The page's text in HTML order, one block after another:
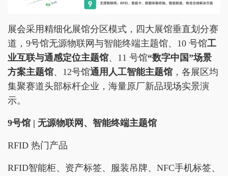
展会采用精细化展馆分区模式，四大展馆垂直划分赛
道，9号馆无源物联网与智能终端主题馆、10 号馆工
业互联与通感定位主题馆、11 号馆“数字中国”场景
方案主题馆、12号馆通用人工智能主题馆 ，各展区均
集聚赛道头部标杆企业，海量原厂新品现场实景演
示。
9号馆 | 无源物联网、智能终端主题馆
RFID 热门产品
RFID智能柜、资产标签、服装吊牌、NFC手机标签、